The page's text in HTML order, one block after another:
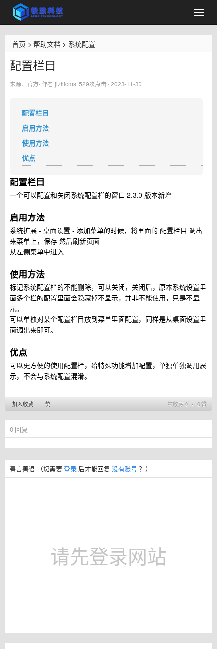
首页 > 帮助文档 > 系统配置
配置栏目
来源：官方· 作者 jizhicms· 529次点击 · 2023-11-30
配置栏目
启用方法
使用方法
优点
配置栏目
一个可以配置和关闭系统配置栏的窗口 2.3.0 版本新增
启用方法
系统扩展 - 桌面设置 - 添加菜单的时候，将里面的 配置栏目 调出
来菜单上，保存 然后刷新页面
从左侧菜单中进入
使用方法
标记系统配置栏的不能删除，可以关闭，关闭后，原本系统设置里
面多个栏的配置里面会隐藏掉不显示，并非不能使用，只是不显
示。
可以单独对某个配置栏目放到菜单里面配置，同样是从桌面设置里
面调出来即可。
优点
可以更方便的使用配置栏，给特殊功能增加配置，单独单独调用展
示，不会与系统配置混淆。
被收藏 0 ∙ 0 赞
加入收藏 赞
0 回复
善言善语 （您需要 登录 后才能回复 没有账号 ？）
请先登录网站